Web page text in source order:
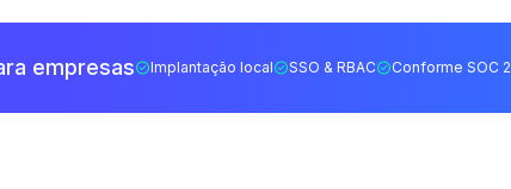
empresas Implantação local SSO & RBAC Conforme SOC 2